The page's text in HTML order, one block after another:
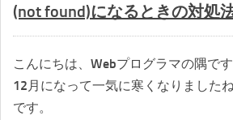
(not found)になるときの対処
こんにちは、Webプログラマの隅です
12月になって一気に寒くなりました
です。